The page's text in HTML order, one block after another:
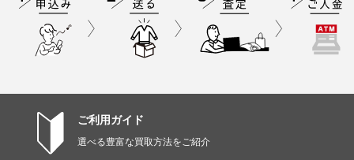
ご利用ガイド
選べる豊富な買取方法をご紹介